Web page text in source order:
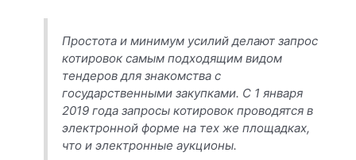
Простота и минимум усилий делают запрос
котировок самым подходящим видом
тендеров для знакомства с
государственными закупками. С 1 января
2019 года запросы котировок проводятся в
электронной форме на тех же площадках,
что и электронные аукционы.